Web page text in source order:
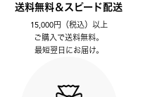
送料無料＆スピード配送
15,000円（税込）以上
ご購入で送料無料。
最短翌日にお届け。